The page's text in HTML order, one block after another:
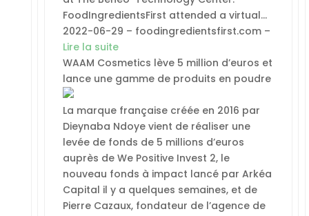
FoodIngredientsFirst attended a virtual…
2022-06-29 – foodingredientsfirst.com –
Lire la suite
WAAM Cosmetics lève 5 million d’euros et
lance une gamme de produits en poudre
La marque française créée en 2016 par
Dieynaba Ndoye vient de réaliser une
levée de fonds de 5 millions d’euros
auprès de We Positive Invest 2, le
nouveau fonds à impact lancé par Arkéa
Capital il y a quelques semaines, et de
Pierre Cazaux, fondateur de l’agence de